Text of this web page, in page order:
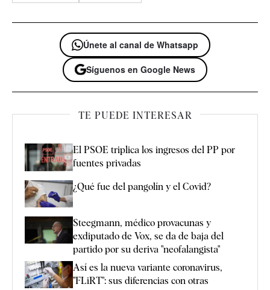
Únete al canal de Whatsapp
Síguenos en Google News
TE PUEDE INTERESAR
El PSOE triplica los ingresos del PP por
fuentes privadas
¿Qué fue del pangolín y el Covid?
Steegmann, médico provacunas y
exdiputado de Vox, se da de baja del
partido por su deriva "neofalangista"
Así es la nueva variante coronavirus,
"FLiRT": sus diferencias con otras